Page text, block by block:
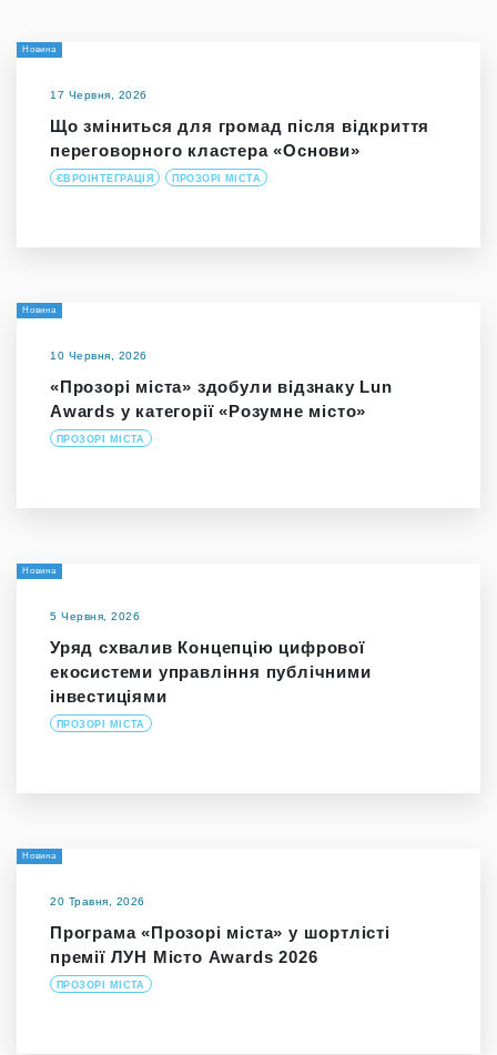
Новина
17 Червня, 2026
Що зміниться для громад після відкриття
переговорного кластера «Основи»
ЄВРОІНТЕГРАЦІЯ ПРОЗОРІ МІСТА
Новина
10 Червня, 2026
«Прозорі міста» здобули відзнаку Lun
Awards у категорії «Розумне місто»
ПРОЗОРІ МІСТА
Новина
5 Червня, 2026
Уряд схвалив Концепцію цифрової
екосистеми управління публічними
інвестиціями
ПРОЗОРІ МІСТА
Новина
20 Травня, 2026
Програма «Прозорі міста» у шортлісті
премії ЛУН Місто Awards 2026
ПРОЗОРІ МІСТА